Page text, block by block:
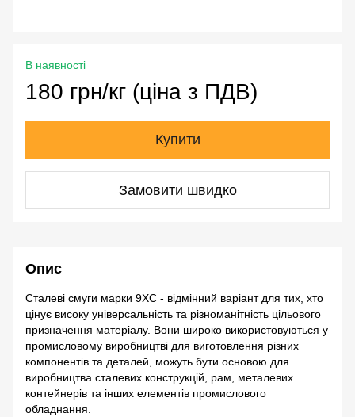
В наявності
180 грн/кг (ціна з ПДВ)
Купити
Замовити швидко
Опис
Сталеві смуги марки 9ХС - відмінний варіант для тих, хто
цінує високу універсальність та різноманітність цільового
призначення матеріалу. Вони широко використовуються у
промисловому виробництві для виготовлення різних
компонентів та деталей, можуть бути основою для
виробництва сталевих конструкцій, рам, металевих
контейнерів та інших елементів промислового
обладнання.